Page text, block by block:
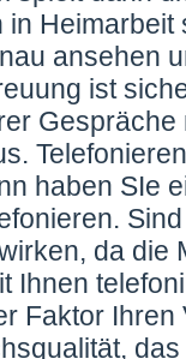
ansehen
ist
haben SIe
da
Ihnen
Faktor